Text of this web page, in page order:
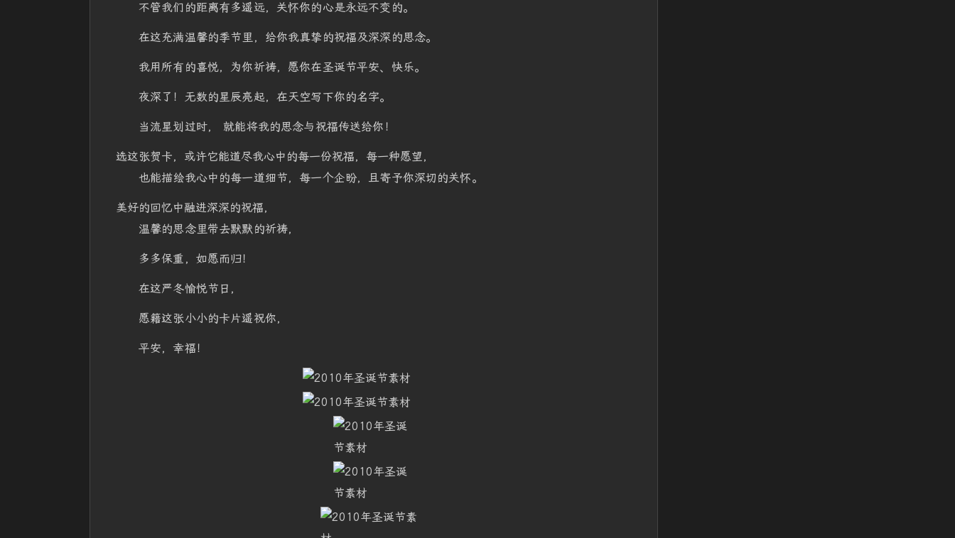
不管我们的距离有多遥远，关怀你的心是永远不变的。
在这充满温馨的季节里，给你我真挚的祝福及深深的思念。
我用所有的喜悦，为你祈祷，愿你在圣诞节平安、快乐。
夜深了！无数的星辰亮起，在天空写下你的名字。
当流星划过时， 就能将我的思念与祝福传送给你！
选这张贺卡，或许它能道尽我心中的每一份祝福，每一种愿望，
也能描绘我心中的每一道细节，每一个企盼，且寄予你深切的关怀。
美好的回忆中融进深深的祝福，
温馨的思念里带去默默的祈祷，
多多保重，如愿而归！
在这严冬愉悦节日，
愿籍这张小小的卡片遥祝你，
平安，幸福！